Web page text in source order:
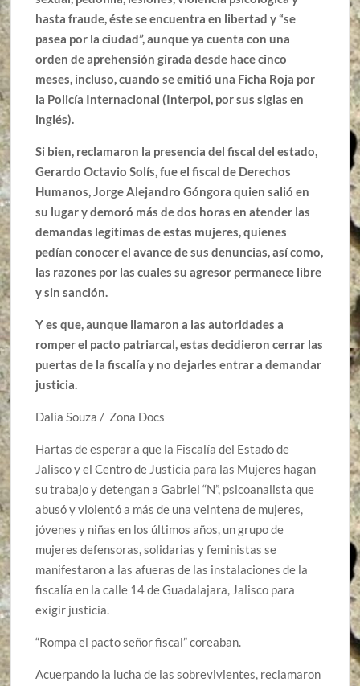
hasta fraude, éste se encuentra en libertad y “se
pasea por la ciudad”, aunque ya cuenta con una
orden de aprehensión girada desde hace cinco
meses, incluso, cuando se emitió una Ficha Roja por
la Policía Internacional (Interpol, por sus siglas en
inglés).
Si bien, reclamaron la presencia del fiscal del estado,
Gerardo Octavio Solís, fue el fiscal de Derechos
Humanos, Jorge Alejandro Góngora quien salió en
su lugar y demoró más de dos horas en atender las
demandas legitimas de estas mujeres, quienes
pedían conocer el avance de sus denuncias, así como,
las razones por las cuales su agresor permanece libre
y sin sanción.
Y es que, aunque llamaron a las autoridades a
romper el pacto patriarcal, estas decidieron cerrar las
puertas de la fiscalía y no dejarles entrar a demandar
justicia.
Dalia Souza / Zona Docs
Hartas de esperar a que la Fiscalía del Estado de
Jalisco y el Centro de Justicia para las Mujeres hagan
su trabajo y detengan a Gabriel “N”, psicoanalista que
abusó y violentó a más de una veintena de mujeres,
jóvenes y niñas en los últimos años, un grupo de
mujeres defensoras, solidarias y feministas se
manifestaron a las afueras de las instalaciones de la
fiscalía en la calle 14 de Guadalajara, Jalisco para
exigir justicia.
“Rompa el pacto señor fiscal” coreaban.
Acuerpando la lucha de las sobrevivientes, reclamaron